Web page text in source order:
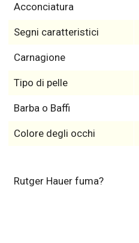
Acconciatura
Segni caratteristici
Carnagione
Tipo di pelle
Barba o Baffi
Colore degli occhi
Rutger Hauer fuma?